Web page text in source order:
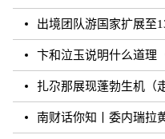
出境团队游国家扩展至138
卞和泣玉说明什么道理
扎尕那展现蓬勃生机（
南财话你知丨委内瑞拉黄金储备今年上半年下降近12%，原